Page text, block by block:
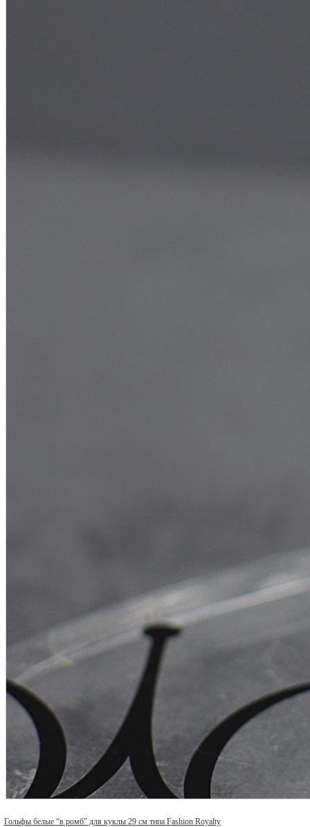
Гольфы белые “в ромб” для куклы 29 см типа Fashion Royalty